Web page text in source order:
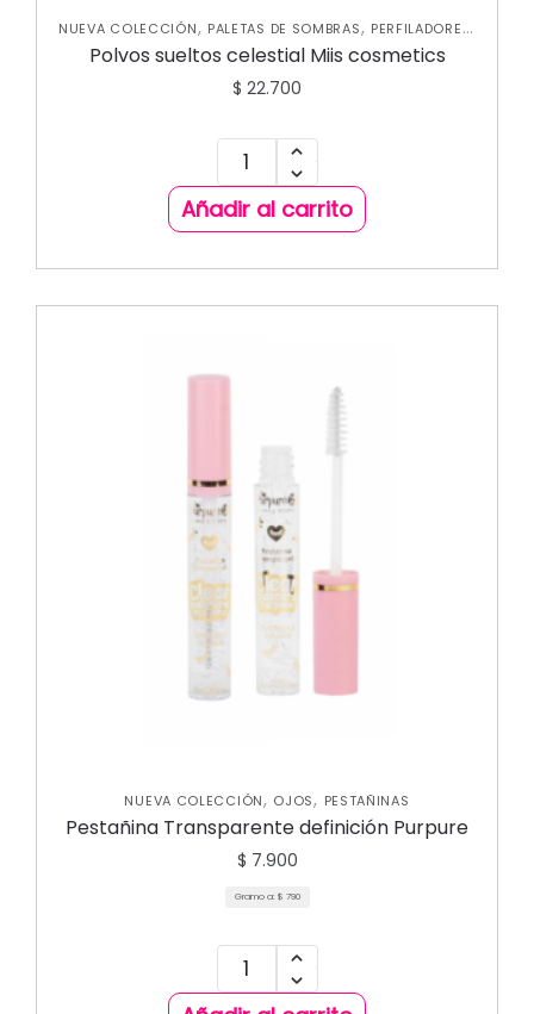
NUEVA COLECCIÓN, PALETAS DE SOMBRAS, PERFILADORES,
POLVOS ROSTRO
Polvos sueltos celestial Miis cosmetics
$ 22.700
Añadir al carrito
NUEVA COLECCIÓN, OJOS, PESTAÑINAS
Pestañina Transparente definición Purpure
$ 7.900
Gramo a: $ 790